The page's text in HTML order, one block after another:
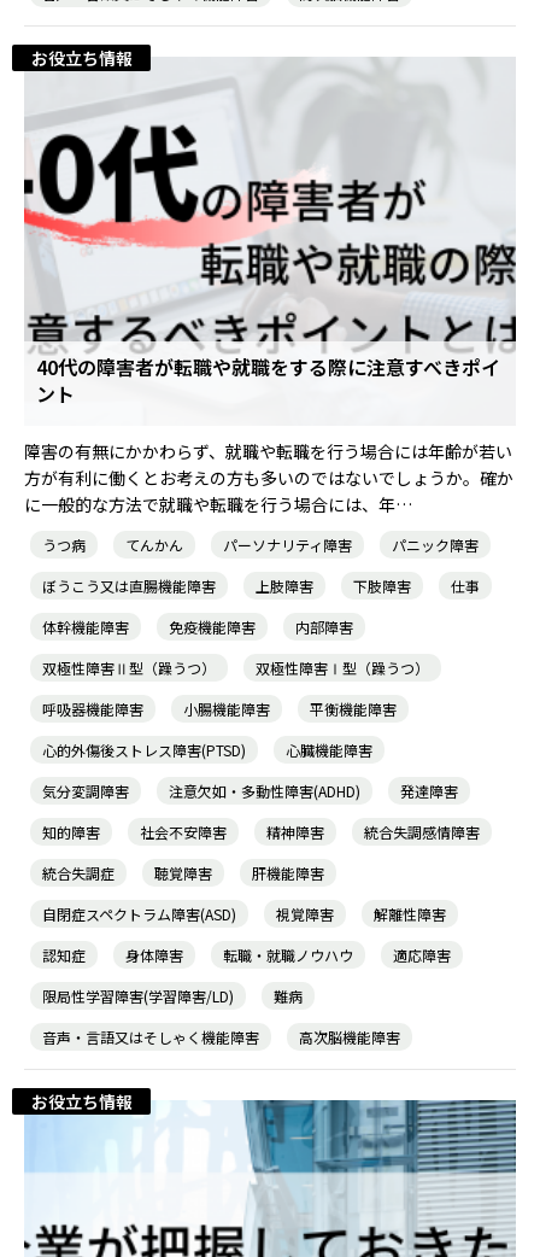
お役立ち情報
40代の障害者が転職や就職をする際に注意すべきポイ
ント
障害の有無にかかわらず、就職や転職を行う場合には年齢が若い
方が有利に働くとお考えの方も多いのではないでしょうか。確か
に一般的な方法で就職や転職を行う場合には、年…
うつ病 てんかん パーソナリティ障害
パニック障害
ぼうこう又は直腸機能障害
上肢障害 下肢障害
仕事
体幹機能障害
免疫機能障害
内部障害
双極性障害Ⅱ型（躁うつ）
双極性障害Ⅰ型（躁うつ）
呼吸器機能障害
小腸機能障害
平衡機能障害
心的外傷後ストレス障害(PTSD)
心臓機能障害
気分変調障害
注意欠如・多動性障害(ADHD)
発達障害
知的障害
社会不安障害 精神障害
統合失調感情障害
統合失調症
聴覚障害
肝機能障害
自閉症スペクトラム障害(ASD)
視覚障害
解離性障害
認知症
身体障害 転職・就職ノウハウ
適応障害
限局性学習障害(学習障害/LD)
難病
音声・言語又はそしゃく機能障害
高次脳機能障害
お役立ち情報